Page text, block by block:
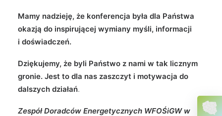
Mamy nadzieję, że konferencja była dla Państwa
okazją do inspirującej wymiany myśli, informacji
i doświadczeń.
Dziękujemy, że byli Państwo z nami w tak licznym
gronie. Jest to dla nas zaszczyt i motywacja do
dalszych działań.
Zespół Doradców Energetycznych WFOŚiGW w